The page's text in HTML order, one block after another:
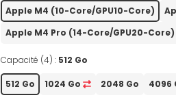
Apple M4 (10-Core/GPU10-Core)
Apple M4 Pro (14-Core/GPU20-Core)
Capacité (4) : 512 Go
512 Go 1024 Go 2048 Go 4096